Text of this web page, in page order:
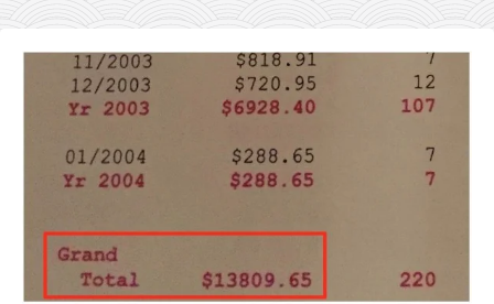
исхраном до здравља
мој хаику
моменти и места
светлопис
духовни отац
православље